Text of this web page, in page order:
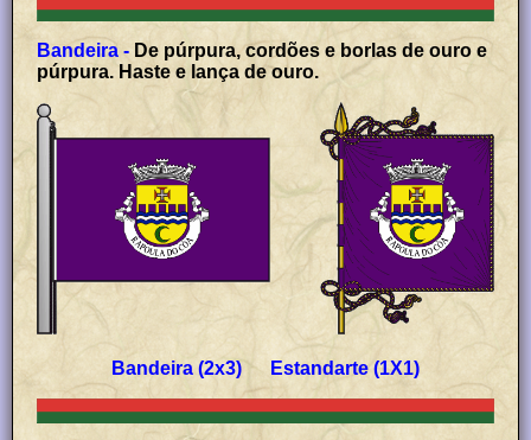
Bandeira - De púrpura, cordões e borlas de ouro e
púrpura. Haste e lança de ouro.
Bandeira (2x3) Estandarte (1X1)